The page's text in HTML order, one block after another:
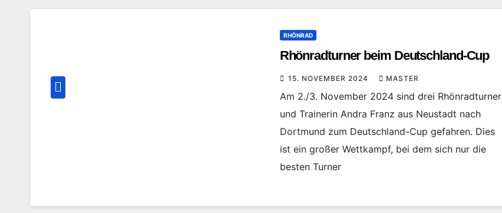
RHÖNRAD
Rhönradturner beim Deutschland-Cup
15. NOVEMBER 2024 MASTER
Am 2./3. November 2024 sind drei Rhönradturner
und Trainerin Andra Franz aus Neustadt nach
Dortmund zum Deutschland-Cup gefahren. Dies
ist ein großer Wettkampf, bei dem sich nur die
besten Turner